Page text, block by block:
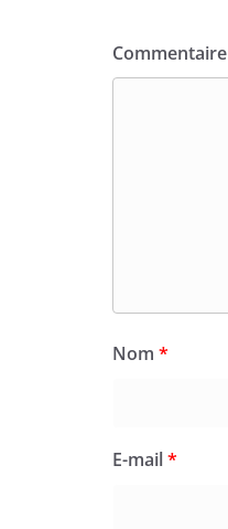
Commentaire
Nom *
E-mail*